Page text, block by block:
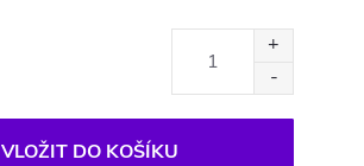
VLOŽIT DO KOŠÍKU